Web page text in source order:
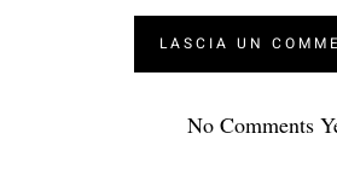
No Comments